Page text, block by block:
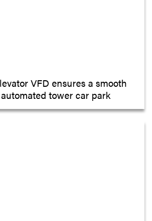
VFD ensures a smooth
tower car park